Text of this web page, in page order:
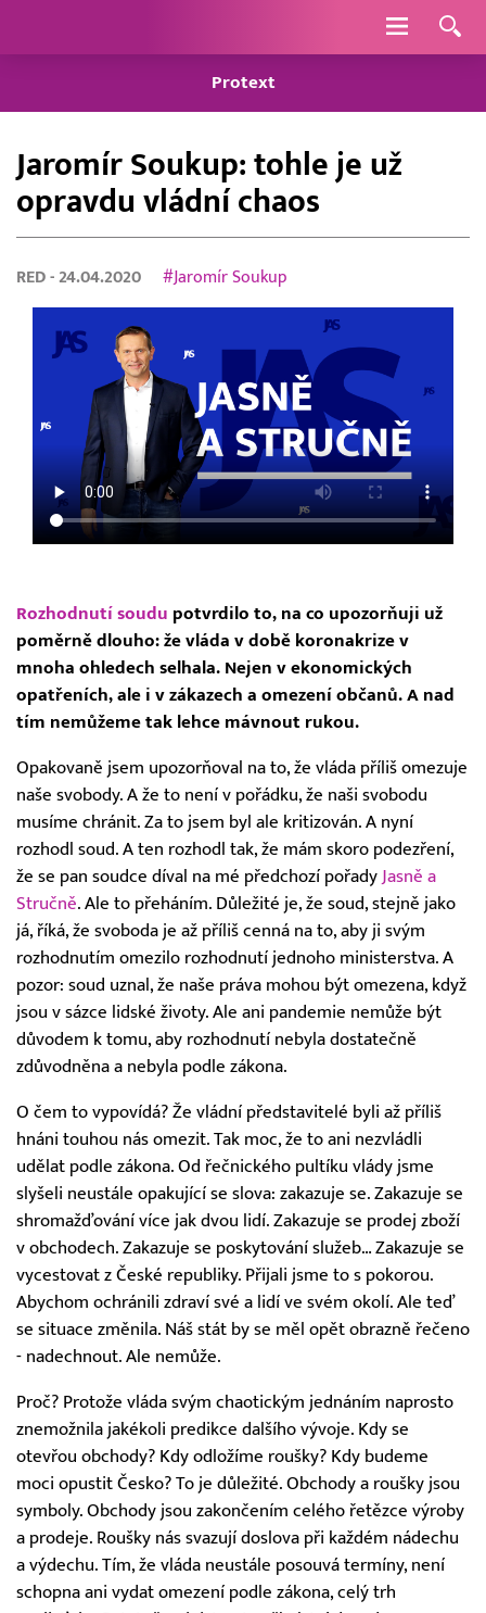
Navigace
Protext
Jaromír Soukup: tohle je už
opravdu vládní chaos
RED - 24.04.2020 #Jaromír Soukup
Rozhodnutí soudu potvrdilo to, na co upozorňuji už
poměrně dlouho: že vláda v době koronakrize v
mnoha ohledech selhala. Nejen v ekonomických
opatřeních, ale i v zákazech a omezení občanů. A nad
tím nemůžeme tak lehce mávnout rukou.
Opakovaně jsem upozorňoval na to, že vláda příliš omezuje
naše svobody. A že to není v pořádku, že naši svobodu
musíme chránit. Za to jsem byl ale kritizován. A nyní
rozhodl soud. A ten rozhodl tak, že mám skoro podezření,
že se pan soudce díval na mé předchozí pořady Jasně a
Stručně. Ale to přeháním. Důležité je, že soud, stejně jako
já, říká, že svoboda je až příliš cenná na to, aby ji svým
rozhodnutím omezilo rozhodnutí jednoho ministerstva. A
pozor: soud uznal, že naše práva mohou být omezena, když
jsou v sázce lidské životy. Ale ani pandemie nemůže být
důvodem k tomu, aby rozhodnutí nebyla dostatečně
zdůvodněna a nebyla podle zákona.
O čem to vypovídá? Že vládní představitelé byli až příliš
hnáni touhou nás omezit. Tak moc, že to ani nezvládli
udělat podle zákona. Od řečnického pultíku vlády jsme
slyšeli neustále opakující se slova: zakazuje se. Zakazuje se
shromažďování více jak dvou lidí. Zakazuje se prodej zboží
v obchodech. Zakazuje se poskytování služeb… Zakazuje se
vycestovat z České republiky. Přijali jsme to s pokorou.
Abychom ochránili zdraví své a lidí ve svém okolí. Ale teď
se situace změnila. Náš stát by se měl opět obrazně řečeno
- nadechnout. Ale nemůže.
Proč? Protože vláda svým chaotickým jednáním naprosto
znemožnila jakékoli predikce dalšího vývoje. Kdy se
otevřou obchody? Kdy odložíme roušky? Kdy budeme
moci opustit Česko? To je důležité. Obchody a roušky jsou
symboly. Obchody jsou zakončením celého řetězce výroby
a prodeje. Roušky nás svazují doslova při každém nádechu
a výdechu. Tím, že vláda neustále posouvá termíny, není
schopna ani vydat omezení podle zákona, celý trh